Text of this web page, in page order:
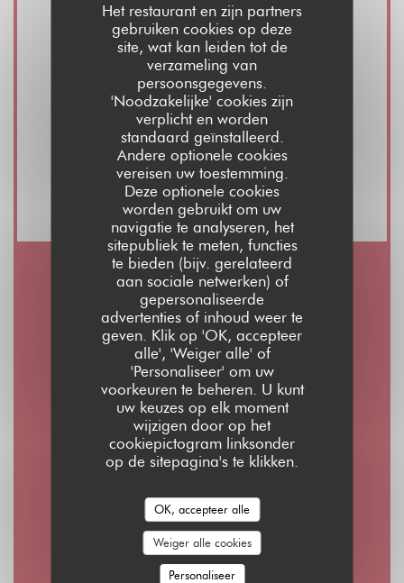
Het restaurant en zijn partners
gebruiken cookies op deze
site, wat kan leiden tot de
verzameling van
persoonsgegevens.
'Noodzakelijke' cookies zijn
verplicht en worden
standaard geïnstalleerd.
Andere optionele cookies
vereisen uw toestemming.
Deze optionele cookies
worden gebruikt om uw
navigatie te analyseren, het
sitepubliek te meten, functies
te bieden (bijv. gerelateerd
aan sociale netwerken) of
gepersonaliseerde
advertenties of inhoud weer te
geven. Klik op 'OK, accepteer
alle', 'Weiger alle' of
'Personaliseer' om uw
voorkeuren te beheren. U kunt
uw keuzes op elk moment
wijzigen door op het
cookiepictogram linksonder
op de sitepagina's te klikken.
OK, accepteer alle
Weiger alle cookies
Personaliseer
Diensten
Wijnverkoop, Take away, Zomerterras,
Privatiseringsruimte restaurant en hal, Gratis
wifi
Betaalmethoden
Visa, meester, Contant geld, Debetkaart
Openingstijden
Maa -Don
08:00 - 01:00
Vrijdag
08:00 - 02:00
Zaterdag
10:00 - 02:00